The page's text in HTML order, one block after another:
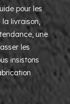
pour les
livraison,
une
les
insistons